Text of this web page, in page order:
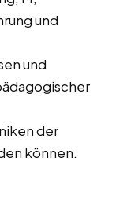
und
und
der
können.